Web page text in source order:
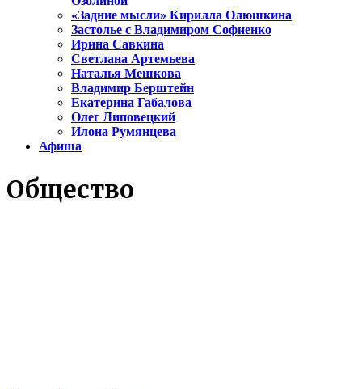
«Задние мысли» Кирилла Олюшкина
Застолье с Владимиром Софиенко
Ирина Савкина
Светлана Артемьева
Наталья Мешкова
Владимир Берштейн
Екатерина Габалова
Олег Липовецкий
Илона Румянцева
Афиша
Общество